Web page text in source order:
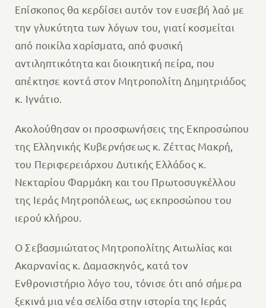
Επίσκοπος θα κερδίσει αυτόν τον ευσεβή λαό με
την γλυκύτητα των λόγων του, γιατί κοσμείται
από ποικίλα χαρίσματα, από φυσική
αντιληπτικότητα και διοικητική πείρα, που
απέκτησε κοντά στον Μητροπολίτη Δημητριάδος
κ. Ιγνάτιο.
Ακολούθησαν οι προσφωνήσεις της Εκπροσώπου
της Ελληνικής Κυβερνήσεως κ. Ζέττας Μακρή,
του Περιφερειάρχου Δυτικής Ελλάδος κ.
Νεκταρίου Φαρμάκη και του Πρωτοσυγκέλλου
της Ιεράς Μητροπόλεως, ως εκπροσώπου του
ιερού κλήρου.
Ο Σεβασμιώτατος Μητροπολίτης Αιτωλίας και
Ακαρνανίας κ. Δαμασκηνός, κατά τον
Ενθρονιστήριο λόγο του, τόνισε ότι από σήμερα
ξεκινά μια νέα σελίδα στην ιστορία της Ιεράς